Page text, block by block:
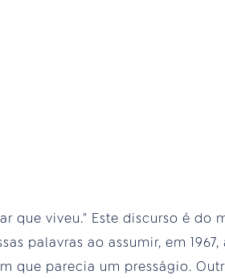
que viveu." Este discurso é
palavras ao assumir, em
que parecia um presságio.